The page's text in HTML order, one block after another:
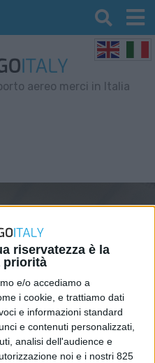
riservatezza è la
priorità
e/o accediamo a
i cookie, e trattiamo dati
e informazioni standard
e contenuti personalizzati,
analisi dell'audience e
noi e i nostri 825
aereo merci in Italia